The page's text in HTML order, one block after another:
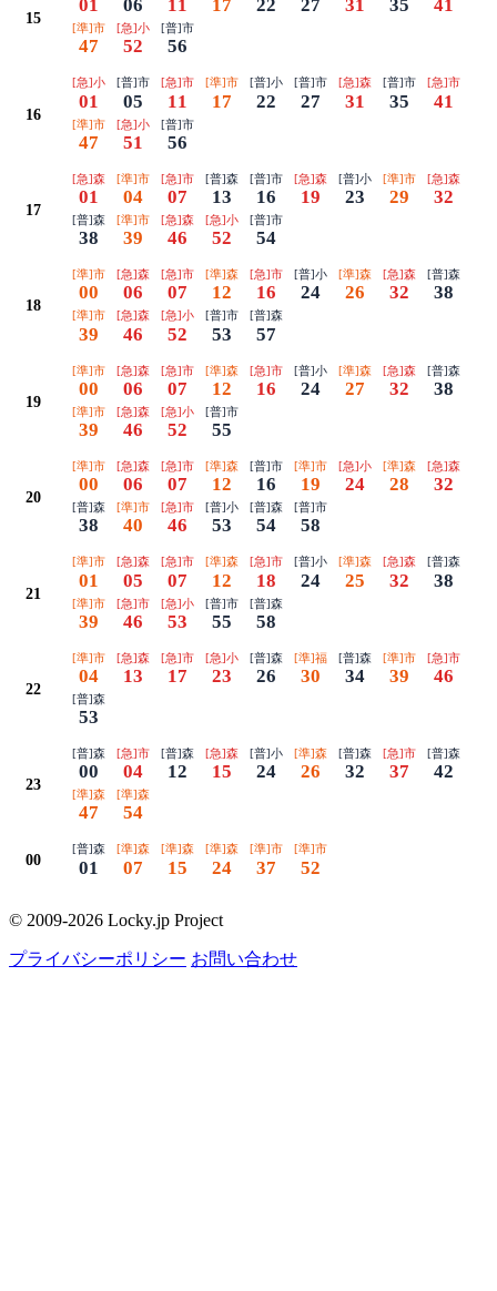
15
01 06 11 17 22 27 31 35 41
[準]市
47
[急]小
52
[普]市
56
16
[急]小
01
[普]市
05
[急]市
11
[準]市
17
[普]小
22
[普]市
27
[急]森
31
[普]市
35
[急]市
41
[準]市
47
[急]小
51
[普]市
56
17
[急]森
01
[準]市
04
[急]市
07
[普]森
13
[普]市
16
[急]森
19
[普]小
23
[準]市
29
[急]森
32
[普]森
38
[準]市
39
[急]森
46
[急]小
52
[普]市
54
18
[準]市
00
[急]森
06
[急]市
07
[準]森
12
[急]市
16
[普]小
24
[準]森
26
[急]森
32
[普]森
38
[準]市
39
[急]森
46
[急]小
52
[普]市
53
[普]森
57
19
[準]市
00
[急]森
06
[急]市
07
[準]森
12
[急]市
16
[普]小
24
[準]森
27
[急]森
32
[普]森
38
[準]市
39
[急]森
46
[急]小
52
[普]市
55
20
[準]市
00
[急]森
06
[急]市
07
[準]森
12
[普]市
16
[準]市
19
[急]小
24
[準]森
28
[急]森
32
[普]森
38
[準]市
40
[急]市
46
[普]小
53
[普]森
54
[普]市
58
21
[準]市
01
[急]森
05
[急]市
07
[準]森
12
[急]市
18
[普]小
24
[準]森
25
[急]森
32
[普]森
38
[準]市
39
[急]市
46
[急]小
53
[普]市
55
[普]森
58
22
[準]市
04
[急]森
13
[急]市
17
[急]小
23
[普]森
26
[準]福
30
[普]森
34
[準]市
39
[急]市
46
[普]森
53
23
[普]森
00
[急]市
04
[普]森
12
[急]森
15
[普]小
24
[準]森
26
[普]森
32
[急]市
37
[普]森
42
[準]森
47
[準]森
54
00
[普]森
01
[準]森
07
[準]森
15
[準]森
24
[準]市
37
[準]市
52
© 2009-2026 Locky.jp Project
プライバシーポリシー お問い合わせ